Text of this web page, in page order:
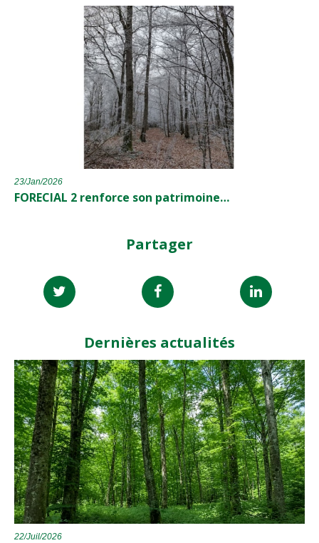
23/Jan/2026
FORECIAL 2 renforce son patrimoine…
Partager
Dernières actualités
22/Juil/2026